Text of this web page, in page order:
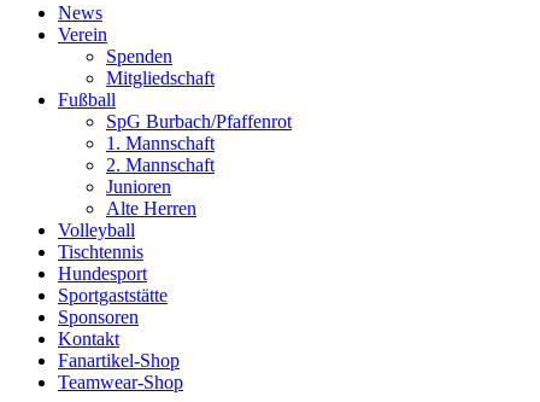
News
Verein
Spenden
Mitgliedschaft
Fußball
SpG Burbach/Pfaffenrot
1. Mannschaft
2. Mannschaft
Junioren
Alte Herren
Volleyball
Tischtennis
Hundesport
Sportgaststätte
Sponsoren
Kontakt
Fanartikel-Shop
Teamwear-Shop